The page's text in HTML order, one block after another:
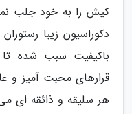
کیش را به خود جلب
دکوراسیون زیبا
باکیفیت سبب شده تا
قرارهای محبت آمیز و
هر سلیقه و ذائقه ای